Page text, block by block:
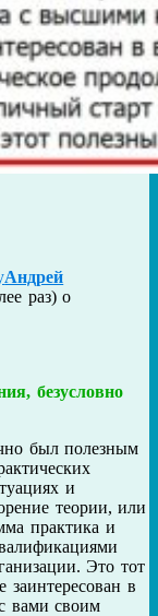
Андрей
раз) о
безусловно
был полезным
и
теории, или
практика и
Это тот
заинтересован в
вами своим